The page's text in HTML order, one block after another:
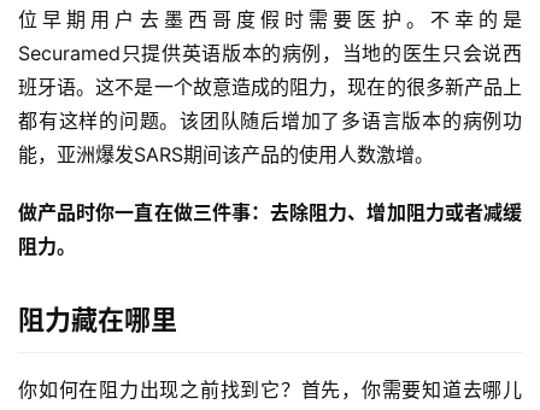
位早期用户去墨西哥度假时需要医护。不幸的是
Securamed只提供英语版本的病例，当地的医生只会说西
班牙语。这不是一个故意造成的阻力，现在的很多新产品上
都有这样的问题。该团队随后增加了多语言版本的病例功
能，亚洲爆发SARS期间该产品的使用人数激增。
做产品时你一直在做三件事：去除阻力、增加阻力或者减缓
阻力。
阻力藏在哪里
你如何在阻力出现之前找到它？首先，你需要知道去哪儿